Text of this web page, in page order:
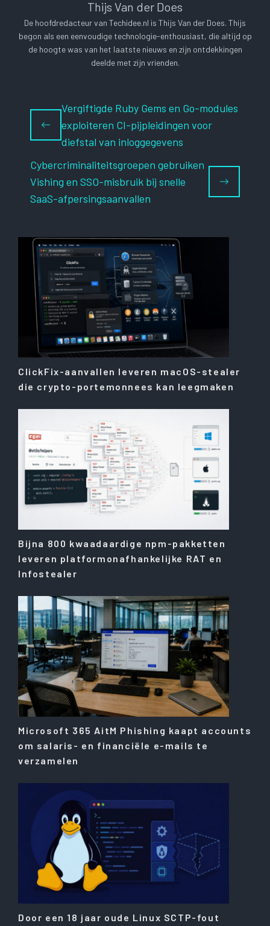
Thijs Van der Does
De hoofdredacteur van Techidee.nl is Thijs Van der Does. Thijs
begon als een eenvoudige technologie-enthousiast, die altijd op
de hoogte was van het laatste nieuws en zijn ontdekkingen
deelde met zijn vrienden.
Vergiftigde Ruby Gems en Go-modules
exploiteren CI-pijpleidingen voor
diefstal van inloggegevens
Cybercriminaliteitsgroepen gebruiken
Vishing en SSO-misbruik bij snelle
SaaS-afpersingsaanvallen
ClickFix-aanvallen leveren macOS-stealer
die crypto-portemonnees kan leegmaken
Bijna 800 kwaadaardige npm-pakketten
leveren platformonafhankelijke RAT en
Infostealer
Microsoft 365 AitM Phishing kaapt accounts
om salaris- en financiële e-mails te
verzamelen
Door een 18 jaar oude Linux SCTP-fout